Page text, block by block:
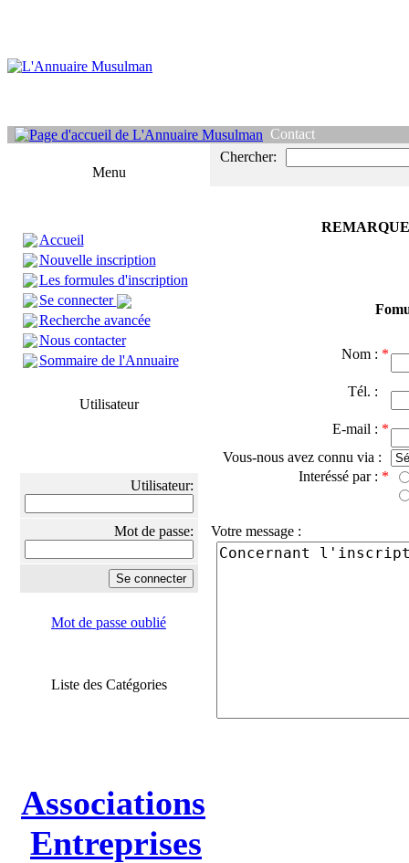
Contact
Menu
Accueil
Nouvelle inscription
Les formules d'inscription
Se connecter
Recherche avancée
Nous contacter
Sommaire de l'Annuaire
Utilisateur
Utilisateur:
Mot de passe:
Mot de passe oublié
Liste des Catégories
Associations
Entreprises
Chercher:
Nom : *
Tél. :
E-mail : *
Vous-nous avez connu via :
Interéssé par : *
Votre message :